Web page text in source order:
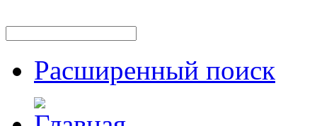
Расширенный поиск